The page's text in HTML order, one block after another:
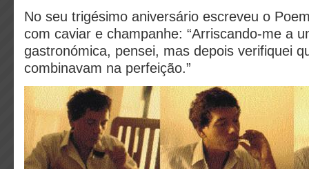
No seu trigésimo aniversário escreveu o
com caviar e champanhe: “Arriscando-me a
gastronómica, pensei, mas depois verifiquei
combinavam na perfeição.”